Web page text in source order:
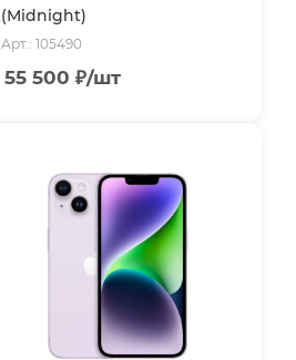
(Midnight)
Арт.: 105490
55 500 ₽/шт